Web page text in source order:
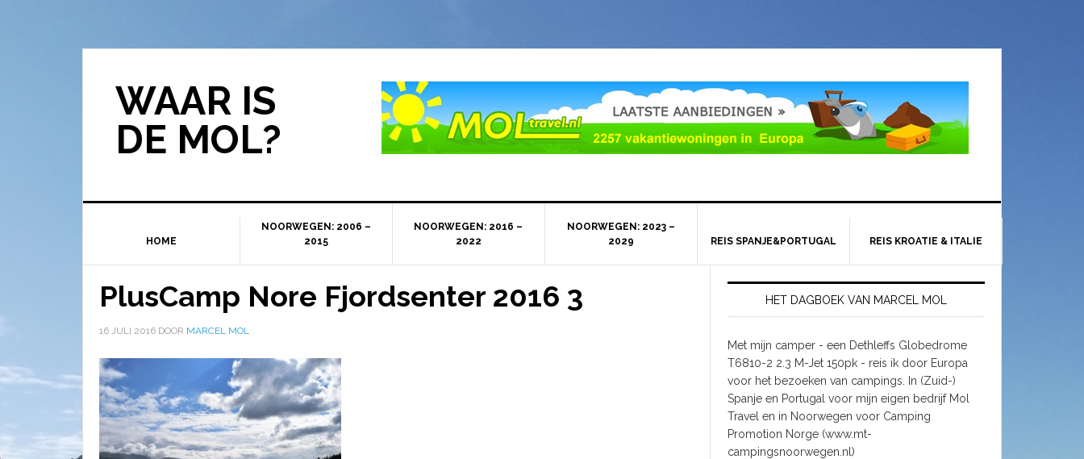
WAAR IS
DE MOL?
HOME
NOORWEGEN: 2006 –
2015
NOORWEGEN: 2016 –
2022
NOORWEGEN: 2023 –
2029
REIS SPANJE&PORTUGAL REIS KROATIE & ITALIE
PlusCamp Nore Fjordsenter 2016 3
16 JULI 2016 DOOR MARCEL MOL
HET DAGBOEK VAN MARCEL MOL
Met mijn camper - een Dethleffs Globedrome
T6810-2 2.3 M-Jet 150pk - reis ik door Europa
voor het bezoeken van campings. In (Zuid-)
Spanje en Portugal voor mijn eigen bedrijf Mol
Travel en in Noorwegen voor Camping
Promotion Norge (www.mt-
campingsnoorwegen.nl)